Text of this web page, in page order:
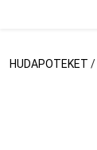
HUDAPOTEKET /